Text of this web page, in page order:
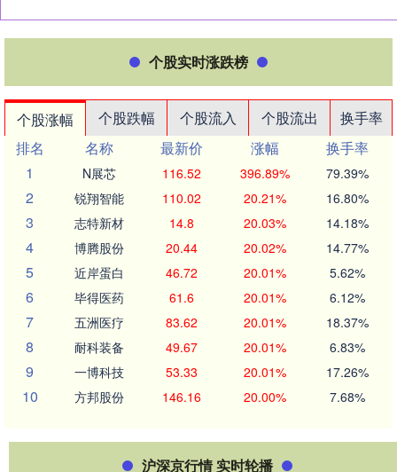
个股实时涨跌榜
个股涨幅 个股跌幅 个股流入 个股流出
换手率
排名
名称 最新价 涨幅
换手率
1
N展芯 116.52 396.89% 79.39%
2 锐翔智能 110.02 20.21% 16.80%
3 志特新材 14.8 20.03% 14.18%
4 博腾股份 20.44 20.02% 14.77%
5 近岸蛋白 46.72 20.01% 5.62%
6 毕得医药 61.6 20.01% 6.12%
7 五洲医疗 83.62 20.01% 18.37%
8 耐科装备 49.67 20.01% 6.83%
9 一博科技 53.33 20.01% 17.26%
10 方邦股份 146.16 20.00% 7.68%
沪深京行情 实时轮播